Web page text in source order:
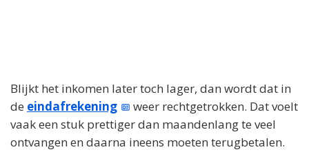
Blijkt het inkomen later toch lager, dan wordt dat in
de eindafrekening
weer rechtgetrokken. Dat voelt
vaak een stuk prettiger dan maandenlang te veel
ontvangen en daarna ineens moeten terugbetalen.